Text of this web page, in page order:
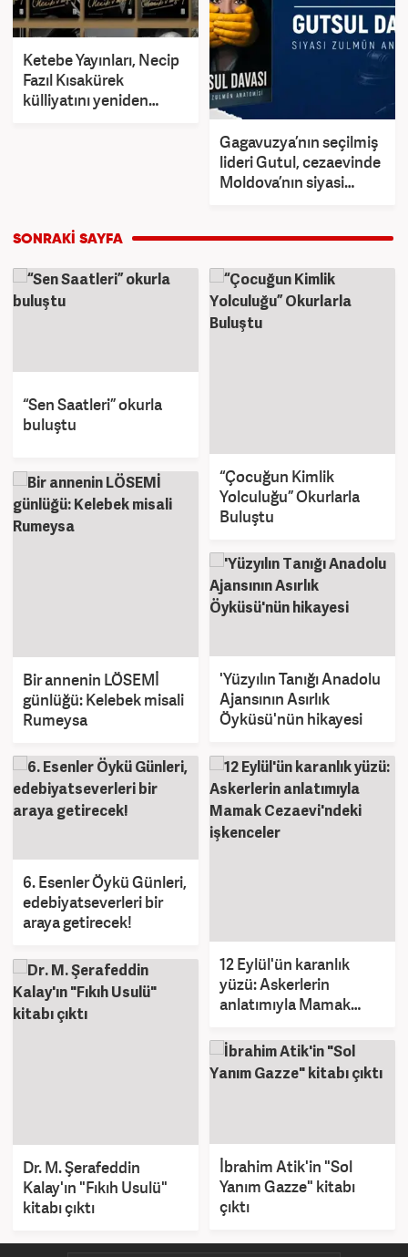
Ketebe Yayınları, Necip
Fazıl Kısakürek
külliyatını yeniden
Gagavuzya’nın seçilmiş
lideri Gutul, cezaevinde
Moldova’nın siyasi
“Sen Saatleri” okurla
buluştu
“Çocuğun Kimlik
Yolculuğu” Okurlarla
Buluştu
Bir annenin LÖSEMİ
günlüğü: Kelebek misali
Rumeysa
'Yüzyılın Tanığı Anadolu
Ajansının Asırlık
Öyküsü'nün hikayesi
6. Esenler Öykü Günleri,
edebiyatseverleri bir
araya getirecek!
12 Eylül'ün karanlık
yüzü: Askerlerin
anlatımıyla Mamak
işkenceler
Dr. M. Şerafeddin
Kalay'ın "Fıkıh Usulü"
kitabı çıktı
İbrahim Atik'in "Sol
Yanım Gazze" kitabı
çıktı